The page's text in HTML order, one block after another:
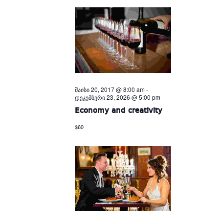
მაისი 20, 2017 @ 8:00 am-
დეკემბერი 23, 2026 @ 5:00 pm
Economy and creativity
$60